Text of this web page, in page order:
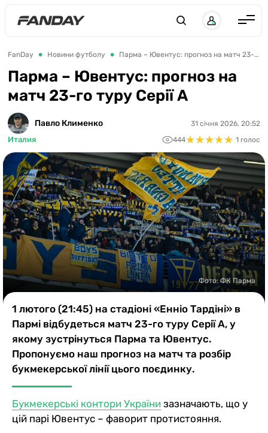
Англія
Іспанія
Німеччина
Франція
Україна
ЛЧ
ЛЕ
ЧЕ-2028
Букмекери
Казино
FanDay Новини футболу Парма – Ювентус: прогноз на матч 23-го туру Серії А
Парма – Ювентус: прогноз на
матч 23-го туру Серії А
Павло Клименко
Италия
31 січня 2026, 20:52
444★★★★★
★★★★★ 1 голос
Фото: ФК Парма
1 лютого (21:45) на стадіоні «Енніо Тардіні» в
Пармі відбудеться матч 23-го туру Серії А, у
якому зустрінуться Парма та Ювентус.
Пропонуємо наш прогноз на матч та розбір
букмекерської лінії цього поєдинку.
Букмекерські контори України зазначають, що у
цій парі Ювентус – фаворит протистояння.